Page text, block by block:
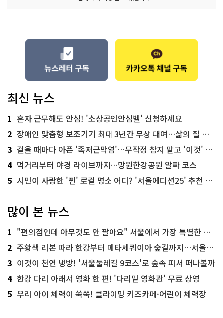
최신 뉴스
1 혼자 근무해도 안심! '소상공인안심벨' 신청하세요
2 장애인 맞춤형 보조기기 최대 3년간 무상 대여…삶의 질 높인다
3 걸을 때마다 아픈 '족저근막염'…무작정 참지 말고 '이것' 해보세요!
4 먹거리부터 야경 라이브까지…망원한강공원 알짜 코스
5 시민이 사랑한 '찐' 로컬 명소 어디? '서울에디션25' 추천 코스
많이 본 뉴스
1 "편의점인데 아무것도 안 팔아요" 서울에서 가장 특별한 편의점의 정체
2 주황색 리본 따라 한강부터 메타세쿼이아 숲길까지…서울둘레길 15코스
3 이것이 천연 냉방! '서울둘레길 9코스'로 숲속 피서 떠나볼까
4 한강 다리 아래서 영화 한 편! '다리밑 영화관' 무료 상영
5 우리 아이 체력이 쑥쑥! 클라이밍 키즈카페·어린이 체력장